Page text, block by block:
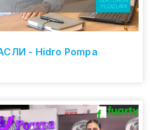
- Hidro Pompa